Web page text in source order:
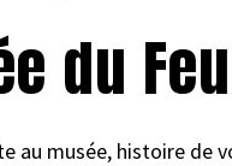
du
au musée, histoire de